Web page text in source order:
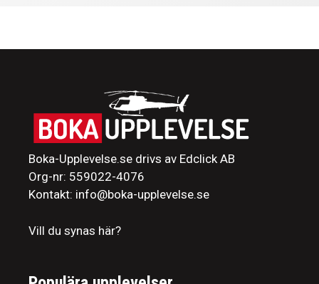
Boka-Upplevelse.se drivs av Edclick AB
Org-nr: 559022-4076
Kontakt: info@boka-upplevelse.se
Vill du synas här?